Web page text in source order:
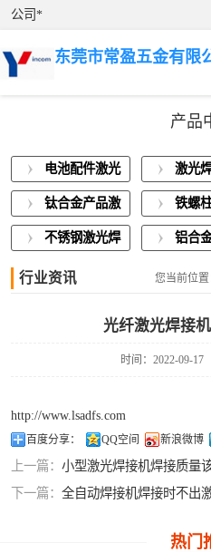
公司*
东莞市常盈五金有限
产品
电池配件激光
焊接
激光
展示
钛合金产品激
光焊接
铁螺
接加
不锈钢激光焊
铝合
行业资讯 您当前位置
光纤激光焊接
时间：2022-09-17
http://www.lsadfs.com
百度分享： QQ空间 新浪微博
上一篇： 小型激光焊接机焊接质量
下一篇： 全自动焊接机焊接时不出
热门
接
激光焊接设备展
示
其他产品激光焊
铝合金激光焊接
紫铜产品激光焊